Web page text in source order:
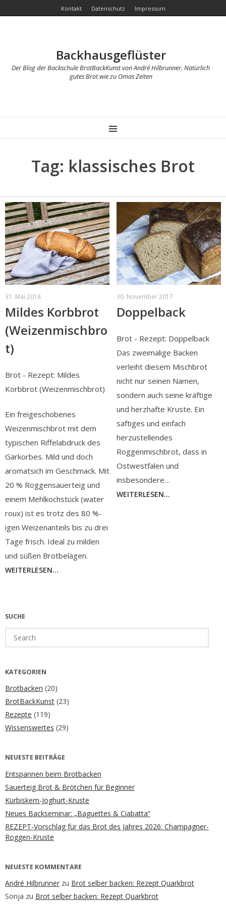
Kontakt Datenschutz Impressum
Backhausgeflüster
Der Blog der Backschule BrotBackKunst von André Hilbrunner. Natürlich
gutes Brot wie zu Omas Zeiten
MENU
Tag: klassisches Brot
31. Mai 2018
Mildes Korbbrot
(Weizenmischbro
t)
Brot - Rezept: Mildes
Korbbrot (Weizenmischbrot)
Ein freigeschobenes
Weizenmischbrot mit dem
typischen Riffelabdruck des
Gärkorbes. Mild und doch
aromatsich im Geschmack. Mit
20 % Roggensauerteig und
einem Mehlkochstück (water
roux) ist es trotz des 80 %-
igen Weizenanteils bis zu drei
Tage frisch. Ideal zu milden
und süßen Brotbelägen.
WEITERLESEN...
30. November 2017
Doppelback
Brot - Rezept: Doppelback
Das zweimalige Backen
verleiht diesem Mischbrot
nicht nur seinen Namen,
sondern auch seine kräftige
und herzhafte Kruste. Ein
saftiges und einfach
herzustellendes
Roggenmischbrot, dass in
Ostwestfalen und
insbesondere…
WEITERLESEN...
SUCHE
for:
KATEGORIEN
Brotbacken (20)
BrotBackKunst (23)
Rezepte (119)
Wissenswertes (29)
NEUESTE BEITRÄGE
Entspannen beim Brotbacken
Sauerteig Brot & Brötchen für Beginner
Kürbiskern-Joghurt-Kruste
Neues Backseminar: „Baguettes & Ciabatta“
REZEPT-Vorschlag für das Brot des Jahres 2026: Champagner-
Roggen-Kruste
NEUESTE KOMMENTARE
André Hilbrunner zu Brot selber backen: Rezept Quarkbrot
Sonja zu Brot selber backen: Rezept Quarkbrot